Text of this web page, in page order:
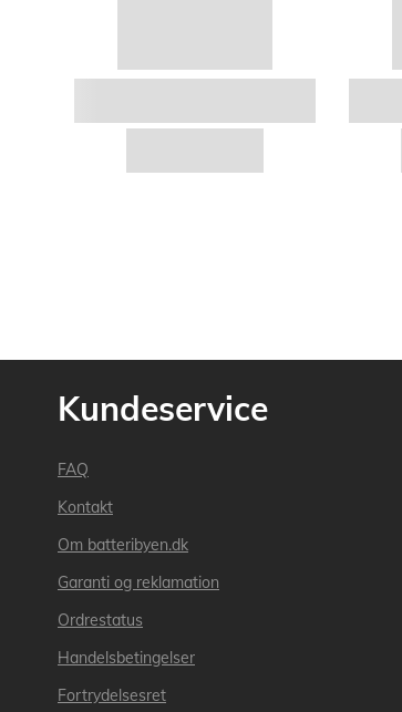
Kundeservice
FAQ
Kontakt
Om batteribyen.dk
Garanti og reklamation
Ordrestatus
Handelsbetingelser
Fortrydelsesret